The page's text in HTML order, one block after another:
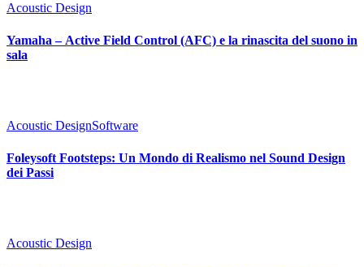
Acoustic Design
Yamaha – Active Field Control (AFC) e la rinascita del suono in
sala
Acoustic DesignSoftware
Foleysoft Footsteps: Un Mondo di Realismo nel Sound Design
dei Passi
Acoustic Design